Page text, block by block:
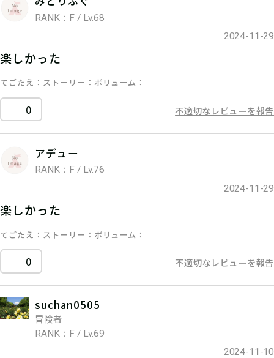
RANK：F / Lv.68
2024-11-29
楽しかった
てごたえ ストーリー ボリューム
0 不適切なレビューを報告
アデュー
RANK：F / Lv.76
2024-11-29
楽しかった
てごたえ ストーリー ボリューム
0 不適切なレビューを報告
suchan0505
冒険者
RANK：F / Lv.69
2024-11-10